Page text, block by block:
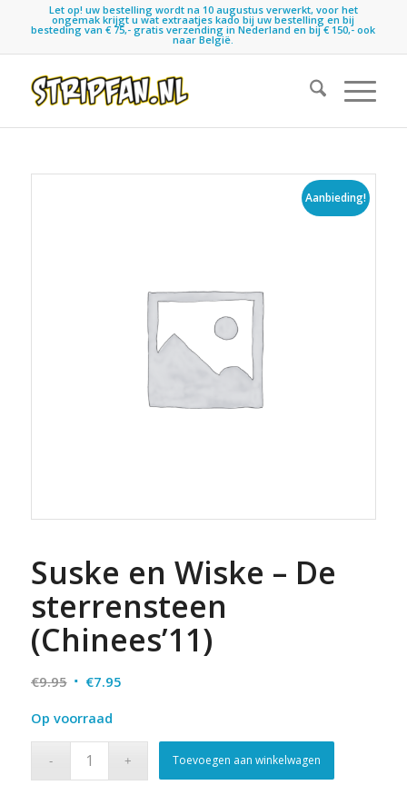
Let op! uw bestelling wordt na 10 augustus verwerkt, voor het
ongemak krijgt u wat extraatjes kado bij uw bestelling en bij
besteding van € 75,- gratis verzending in Nederland en bij € 150,- ook
naar België.
Aanbieding!
Suske en Wiske – De
sterrensteen
(Chinees’11)
€9.95 Oorspronkelijke
was:
€9.95.
€7.95Huidige
€7.95.
Op voorraad
Toevoegen aan winkelwagen